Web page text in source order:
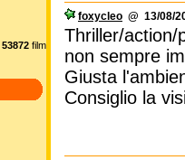
foxycleo @ 13/08/
Thriller/action/
non sempre
Giusta
Consiglio la
53872 film